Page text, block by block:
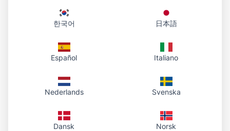
Arka plan kaldırma – Rehber
한국어 日本語
Español Italiano
Nederlands Svenska
Dansk Norsk